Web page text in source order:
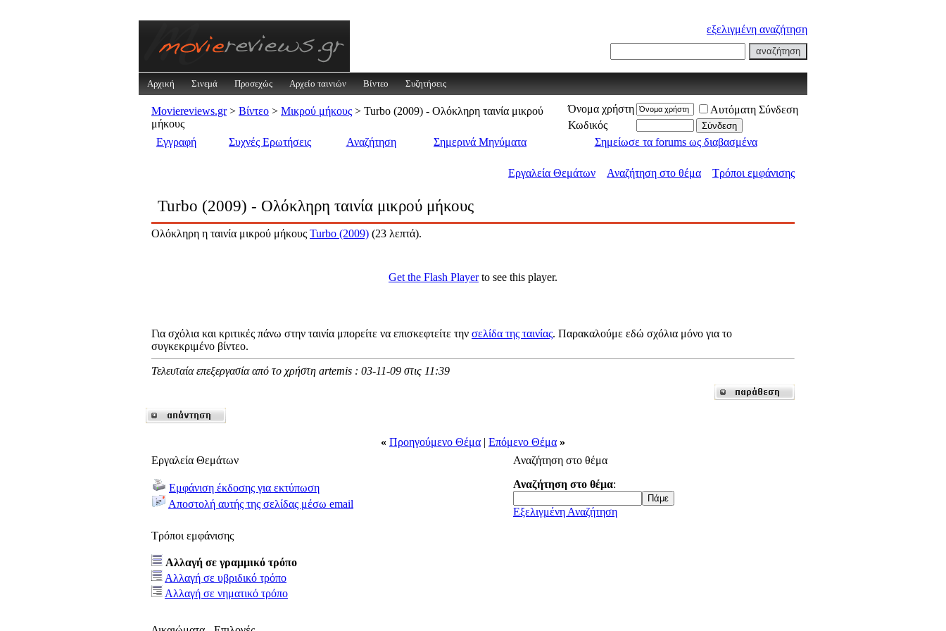
εξελιγμένη αναζήτηση
Αρχική Σινεμά Προσεχώς Αρχείο ταινιών Βίντεο Συζητήσεις
Moviereviews.gr > Βίντεο > Μικρού μήκους > Turbo (2009) - Ολόκληρη ταινία μικρού
μήκους
Όνομα χρήστη
Αυτόματη Σύνδεση
Κωδικός
Εγγραφή
Συχνές Ερωτήσεις Αναζήτηση Σημερινά Μηνύματα Σημείωσε τα forums ως διαβασμένα
Εργαλεία Θεμάτων Αναζήτηση στο θέμα Τρόποι εμφάνισης
Turbo (2009) - Ολόκληρη ταινία μικρού μήκους
Ολόκληρη η ταινία μικρού μήκους Turbo (2009) (23 λεπτά).
Get the Flash Playerto see this player.
Για σχόλια και κριτικές πάνω στην ταινία μπορείτε να επισκεφτείτε την σελίδα της ταινίας. Παρακαλούμε εδώ σχόλια μόνο για το
συγκεκριμένο βίντεο.
Τελευταία επεξεργασία από το χρήστη artemis : 03-11-09 στις 11:39
« Προηγούμενο Θέμα | Επόμενο Θέμα »
Εργαλεία Θεμάτων
Αναζήτηση στο θέμα
Εμφάνιση έκδοσης για εκτύπωση
Αποστολή αυτής της σελίδας μέσω email
Αναζήτηση στο θέμα:
Εξελιγμένη Αναζήτηση
Τρόποι εμφάνισης
Αλλαγή σε γραμμικό τρόπο
Αλλαγή σε υβριδικό τρόπο
Αλλαγή σε νηματικό τρόπο